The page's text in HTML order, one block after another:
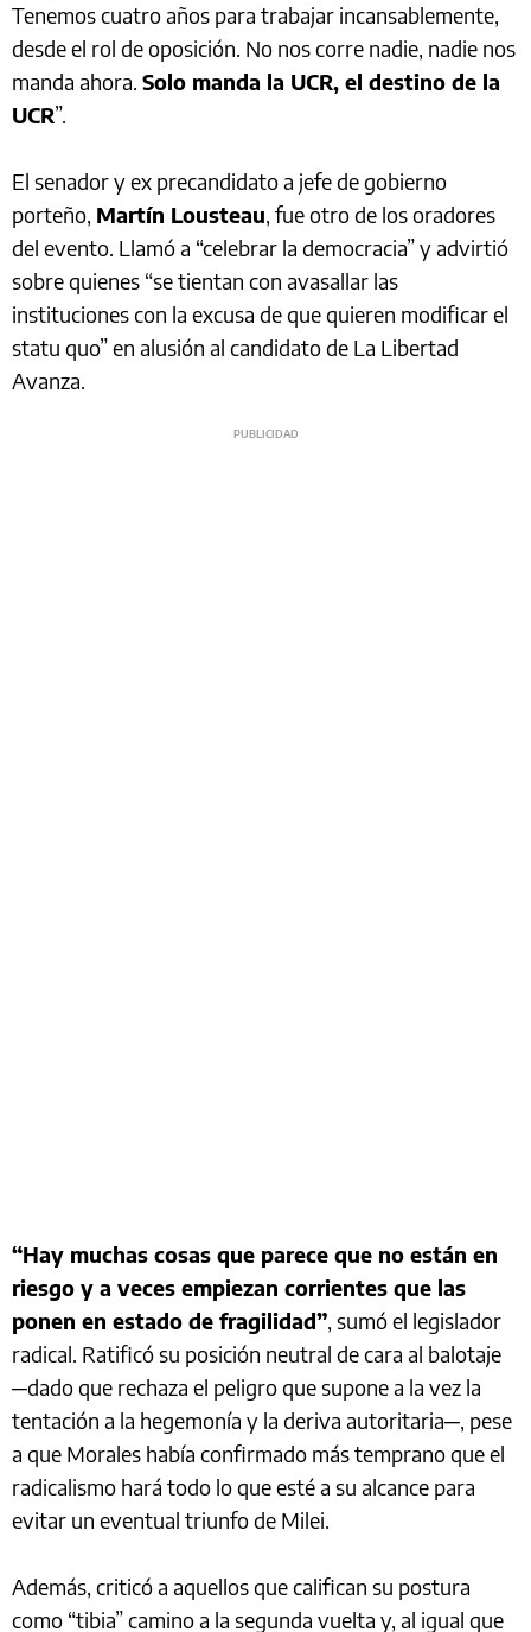
Tenemos cuatro años para trabajar incansablemente,
desde el rol de oposición. No nos corre nadie, nadie nos
manda ahora. Solo manda la UCR, el destino de la
UCR”.
El senador y ex precandidato a jefe de gobierno
porteño, Martín Lousteau, fue otro de los oradores
del evento. Llamó a “celebrar la democracia” y advirtió
sobre quienes “se tientan con avasallar las
instituciones con la excusa de que quieren modificar el
statu quo” en alusión al candidato de La Libertad
Avanza.
“Hay muchas cosas que parece que no están en
riesgo y a veces empiezan corrientes que las
ponen en estado de fragilidad”, sumó el legislador
radical. Ratificó su posición neutral de cara al balotaje
─dado que rechaza el peligro que supone a la vez la
tentación a la hegemonía y la deriva autoritaria─, pese
a que Morales había confirmado más temprano que el
radicalismo hará todo lo que esté a su alcance para
evitar un eventual triunfo de Milei.
Además, criticó a aquellos que califican su postura
como “tibia” camino a la segunda vuelta y, al igual que